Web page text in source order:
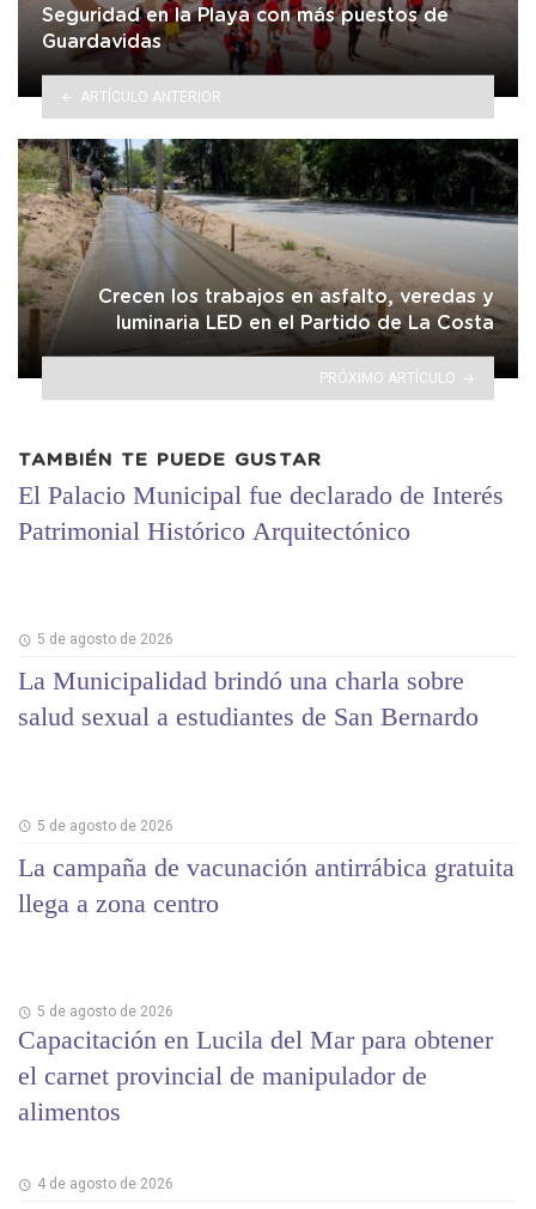
Seguridad en la Playa con más puestos de
Guardavidas
ARTÍCULO ANTERIOR
Crecen los trabajos en asfalto, veredas y
luminaria LED en el Partido de La Costa
PRÓXIMO ARTÍCULO
TAMBIÉN TE PUEDE GUSTAR
El Palacio Municipal fue declarado de Interés
Patrimonial Histórico Arquitectónico
5 de agosto de 2026
La Municipalidad brindó una charla sobre
salud sexual a estudiantes de San Bernardo
5 de agosto de 2026
La campaña de vacunación antirrábica gratuita
llega a zona centro
5 de agosto de 2026
Capacitación en Lucila del Mar para obtener
el carnet provincial de manipulador de
alimentos
4 de agosto de 2026